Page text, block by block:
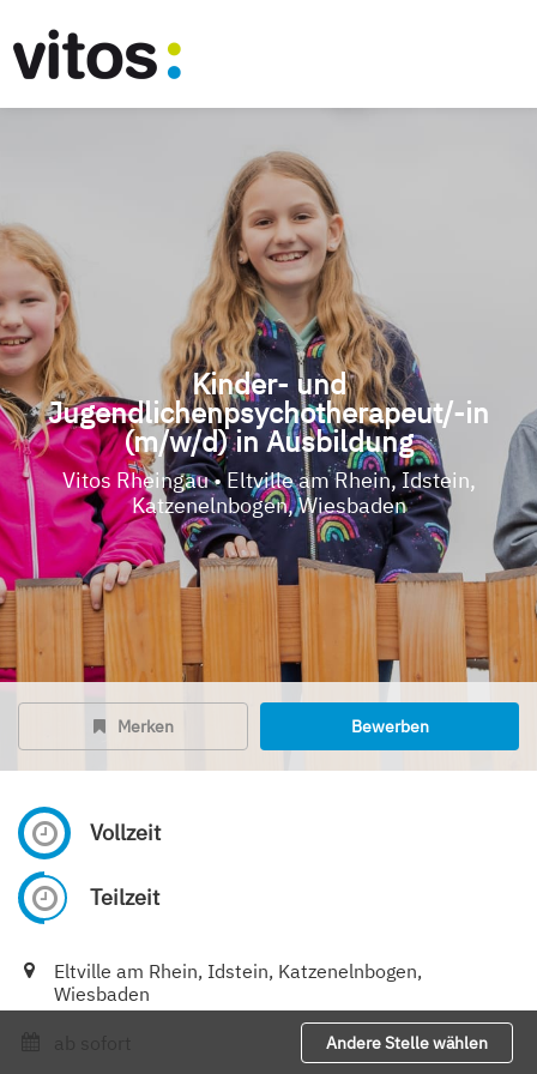
Kinder- und
Jugendlichenpsychotherapeut/-in
(m/w/d) in Ausbildung
Vitos Rheingau • Eltville am Rhein, Idstein,
Katzenelnbogen, Wiesbaden
Merken Bewerben
Vollzeit
Teilzeit
Eltville am Rhein, Idstein, Katzenelnbogen,
Wiesbaden
Andere Stelle wählen